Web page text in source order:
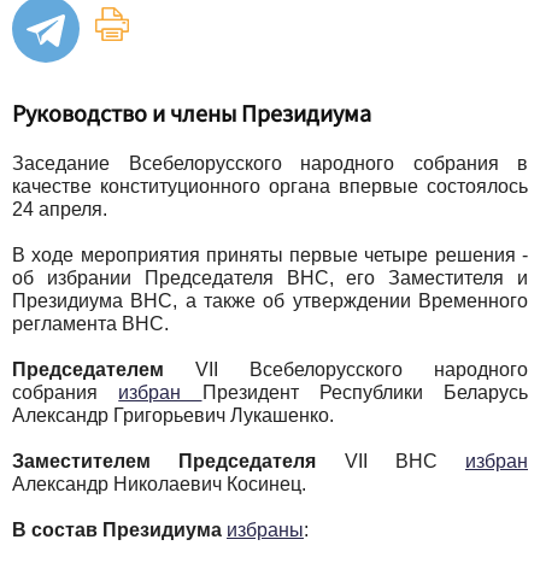
Руководство и члены Президиума
Заседание Всебелорусского народного собрания в
качестве конституционного органа впервые состоялось
24 апреля.
В ходе мероприятия приняты первые четыре решения -
об избрании Председателя ВНС, его Заместителя и
Президиума ВНС, а также об утверждении Временного
регламента ВНС.
Председателем VII Всебелорусского народного
собрания избран
Президент Республики Беларусь
Александр Григорьевич Лукашенко.
Заместителем Председателя VII ВНС избран
Александр Николаевич Косинец.
В состав Президиума избраны: